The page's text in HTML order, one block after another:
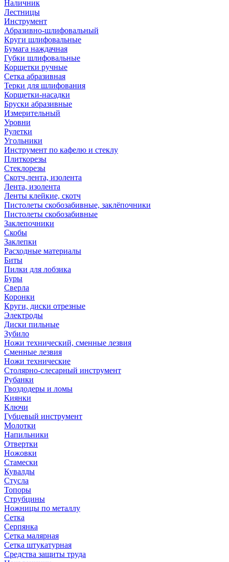
Наличник
Лестницы
Инструмент
Абразивно-шлифовальный
Круги шлифовальные
Бумага наждачная
Губки шлифовальные
Корщетки ручные
Сетка абразивная
Терки для шлифования
Корщетки-насадки
Бруски абразивные
Измерительный
Уровни
Рулетки
Угольники
Инструмент по кафелю и стеклу
Плиткорезы
Стеклорезы
Скотч,лента, изолента
Лента, изолента
Ленты клейкие, скотч
Пистолеты скобозабивные, заклёпочники
Пистолеты скобозабивные
Заклепочники
Скобы
Заклепки
Расходные материалы
Биты
Пилки для лобзика
Буры
Сверла
Коронки
Круги, диски отрезные
Электроды
Диски пильные
Зубило
Ножи технический, сменные лезвия
Сменные лезвия
Ножи технические
Столярно-слесарный инструмент
Рубанки
Гвоздодеры и ломы
Киянки
Ключи
Губцевый инструмент
Молотки
Напильники
Отвертки
Ножовки
Стамески
Кувалды
Стусла
Топоры
Струбцины
Ножницы по металлу
Сетка
Серпянка
Сетка малярная
Сетка штукатурная
Средства защиты труда